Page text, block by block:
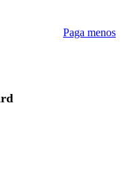
Paga menos